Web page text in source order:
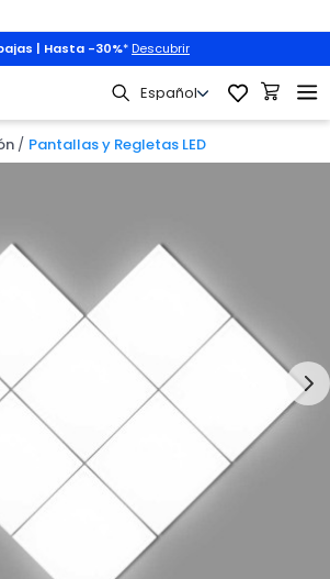
| Hasta -30%* Descubrir
Pantallas y Regletas LED